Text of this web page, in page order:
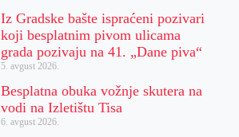
Iz Gradske bašte ispraćeni pozivari
koji besplatnim pivom ulicama
grada pozivaju na 41. „Dane piva“
5. avgust 2026.
Besplatna obuka vožnje skutera na
vodi na Izletištu Tisa
6. avgust 2026.